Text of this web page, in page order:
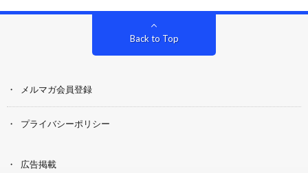
Back to Top
メルマガ会員登録
プライバシーポリシー
広告掲載